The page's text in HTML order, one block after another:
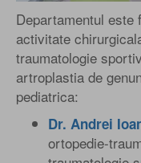
Departamentul
activitate
traumatologie
artroplastia de
pediatrica:
Dr. Andrei
ortopedie-